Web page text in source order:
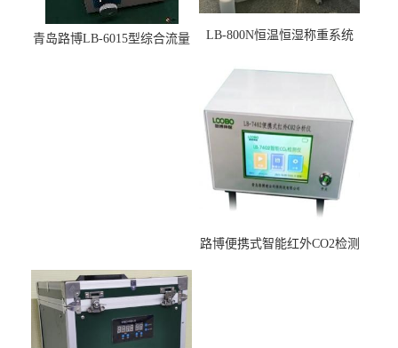
青岛路博LB-6015型综合流量
LB-800N恒温恒湿称重系统
路博便携式智能红外CO2检测